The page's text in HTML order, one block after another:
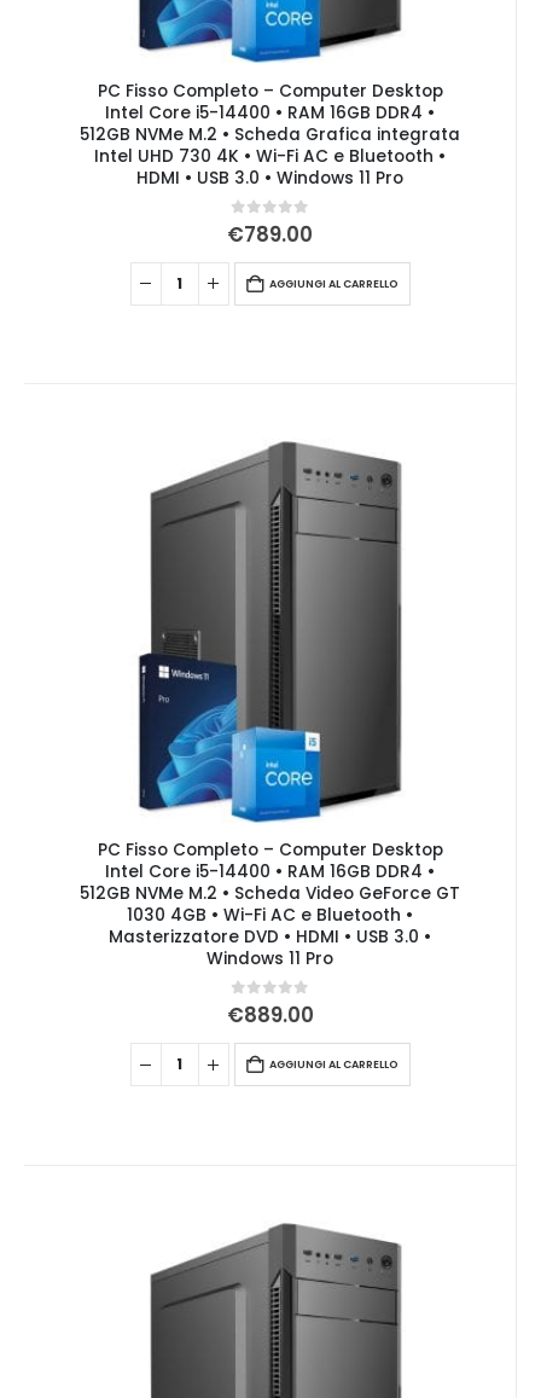
PC Fisso Completo – Computer Desktop
Intel Core i5-14400 • RAM 16GB DDR4 •
512GB NVMe M.2 • Scheda Grafica integrata
Intel UHD 730 4K • Wi-Fi AC e Bluetooth •
HDMI • USB 3.0 • Windows 11 Pro
0 Su 5
€789.00
AGGIUNGI AL CARRELLO
PC Fisso Completo – Computer Desktop
Intel Core i5-14400 • RAM 16GB DDR4 •
512GB NVMe M.2 • Scheda Video GeForce GT
1030 4GB • Wi-Fi AC e Bluetooth •
Masterizzatore DVD • HDMI • USB 3.0 •
Windows 11 Pro
0Su 5
€889.00
AGGIUNGI AL CARRELLO